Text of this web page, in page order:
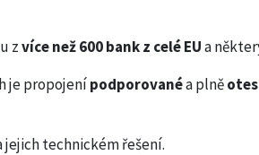
zvíce než 600 bank z celé EUa
je propojenípodporovanéa plně
technickém řešení.